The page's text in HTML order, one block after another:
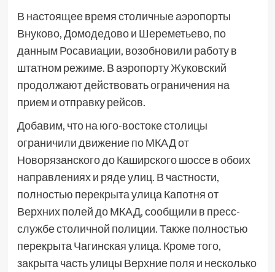
В настоящее время столичные аэропорты
Внуково, Домодедово и Шереметьево, по
данным Росавиации, возобновили работу в
штатном режиме. В аэропорту Жуковский
продолжают действовать ограничения на
прием и отправку рейсов.
Добавим, что на юго-востоке столицы
ограничили движение по МКАД от
Новорязанского до Каширского шоссе в обоих
направлениях и ряде улиц. В частности,
полностью перекрыта улица Капотня от
Верхних полей до МКАД, сообщили в пресс-
службе столичной полиции. Также полностью
перекрыта Чагинская улица. Кроме того,
закрыта часть улицы Верхние поля и несколько